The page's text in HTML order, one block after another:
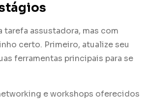
tarefa assustadora, mas com
certo. Primeiro, atualize seu
ferramentas principais para se
e workshops oferecidos